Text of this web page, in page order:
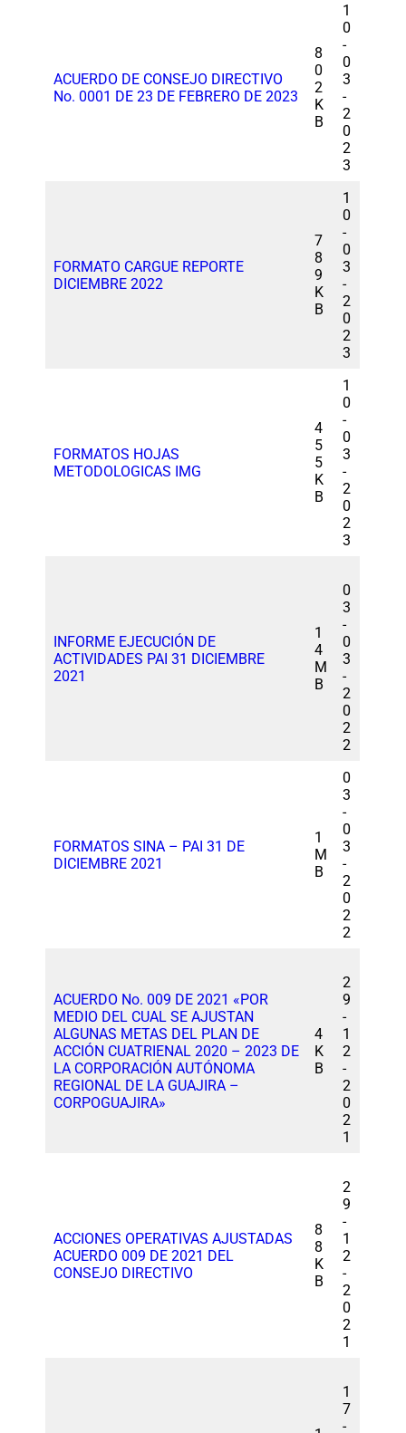
ACUERDO DE CONSEJO DIRECTIVO
No. 0001 DE 23 DE FEBRERO DE 2023
8
0
2
K
B
1
0
-
0
3
-
2
0
2
3
FORMATO CARGUE REPORTE
DICIEMBRE 2022
7
8
9
K
B
1
0
-
0
3
-
2
0
2
3
FORMATOS HOJAS
METODOLOGICAS IMG
4
5
5
K
B
1
0
-
0
3
-
2
0
2
3
INFORME EJECUCIÓN DE
ACTIVIDADES PAI 31 DICIEMBRE
2021
1
4
M
B
0
3
-
0
3
-
2
0
2
2
FORMATOS SINA – PAI 31 DE
DICIEMBRE 2021
1
M
B
0
3
-
0
3
-
2
0
2
2
ACUERDO No. 009 DE 2021 «POR
MEDIO DEL CUAL SE AJUSTAN
ALGUNAS METAS DEL PLAN DE
ACCIÓN CUATRIENAL 2020 – 2023 DE
LA CORPORACIÓN AUTÓNOMA
REGIONAL DE LA GUAJIRA –
CORPOGUAJIRA»
4
K
B
2
9
-
1
2
-
2
0
2
1
ACCIONES OPERATIVAS AJUSTADAS
ACUERDO 009 DE 2021 DEL
CONSEJO DIRECTIVO
8
8
K
B
2
9
-
1
2
-
2
0
2
1
1
7
-